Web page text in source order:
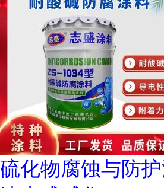
硫化物腐蚀与防